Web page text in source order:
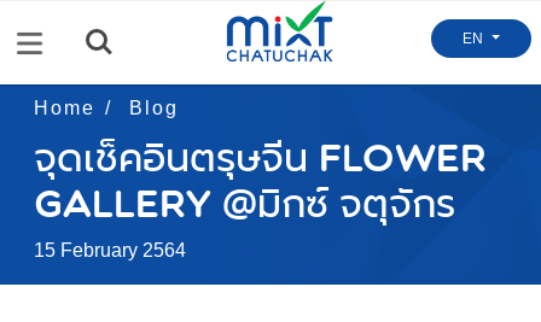
EN
Home Blog
จุดเช็คอินตรุษจีน Flower
Gallery @มิกซ์ จตุจักร
15 February 2564